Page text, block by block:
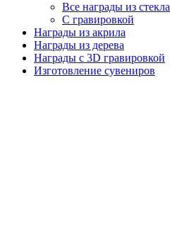
Все награды из стекла
С гравировкой
Награды из акрила
Награды из дерева
Награды с 3D гравировкой
Изготовление сувениров